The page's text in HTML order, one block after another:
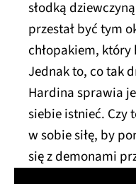
słodką
przestał być tym
chłopakiem, który
Jednak to, co tak
Hardina sprawia
siebie istnieć. Czy
w sobie siłę, by
się z demonami